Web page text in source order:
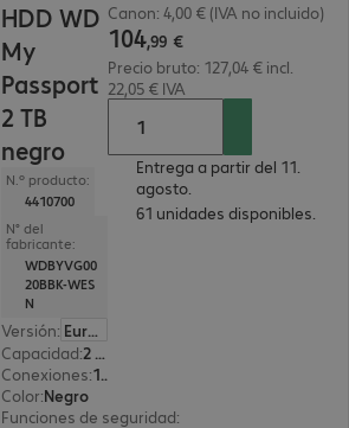
HDD WD
My
Passport
2 TB
negro
N.º producto:
4410700
N° del
fabricante:
WDBYVG00
20BBK-WES
N
Versión:
Europa
Capacidad:
2 TB
Conexiones: 1x USB 3.2 tipo Micro-B
Color:Negro
Funciones de seguridad:
Canon: 4,00 € (IVA no incluido)
104,99 €
Precio bruto: 127,04 € incl.
22,05 € IVA
Entrega a partir del 11.
agosto.
61 unidades disponibles.